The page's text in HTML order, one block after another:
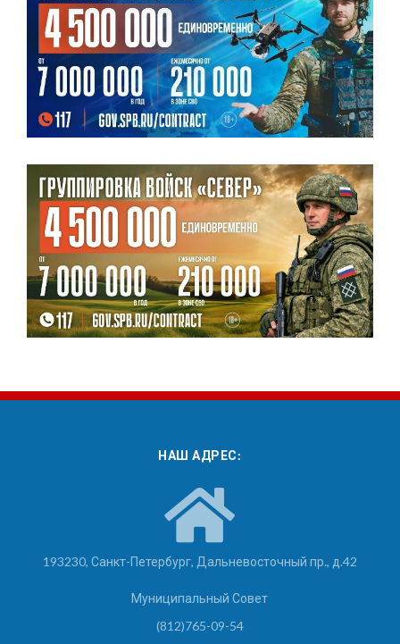
НАШ АДРЕС:
193230, Санкт-Петербург, Дальневосточный пр., д.42
Муниципальный Совет
(812)765-09-54